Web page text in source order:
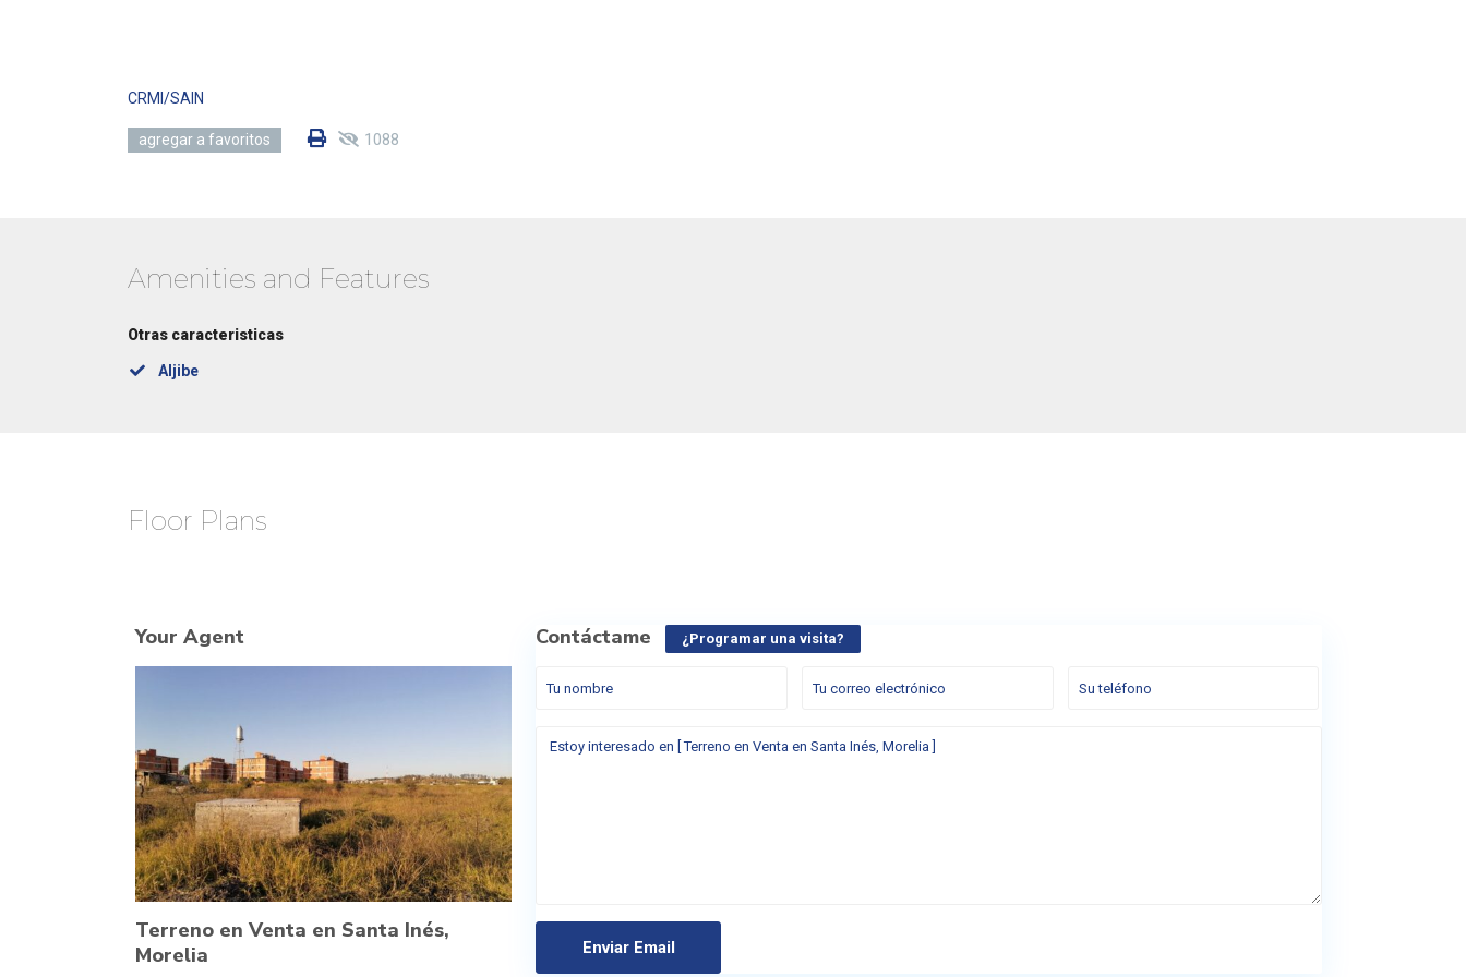
CRMI/SAIN
agregar a favoritos 1088
Amenities and Features
Otras caracteristicas
Aljibe
Floor Plans
Your Agent
Terreno en Venta en Santa Inés,
Morelia
Contáctame ¿Programar una visita?